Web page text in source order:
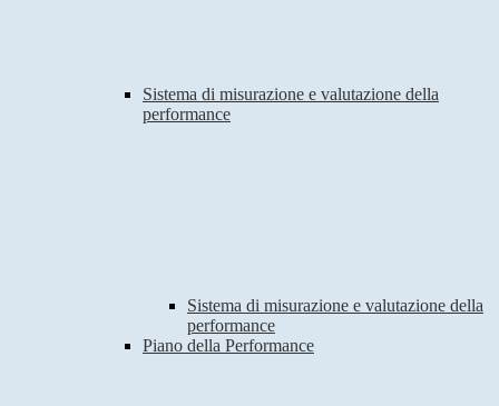
Sistema di misurazione e valutazione della
performance
Sistema di misurazione e valutazione della
performance
Piano della Performance